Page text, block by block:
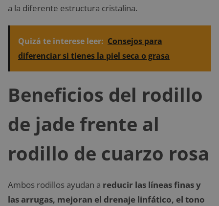
a la diferente estructura cristalina.
Quizá te interese leer: Consejos para
diferenciar si tienes la piel seca o grasa
Beneficios del rodillo
de jade frente al
rodillo de cuarzo rosa
Ambos rodillos ayudan a reducir las líneas finas y
las arrugas, mejoran el drenaje linfático, el tono